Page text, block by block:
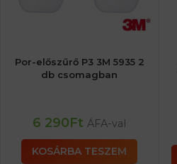
Por-előszűrő P3 3M 5935 2
db csomagban
6 290Ft ÁFA-val
KOSÁRBA TESZEM